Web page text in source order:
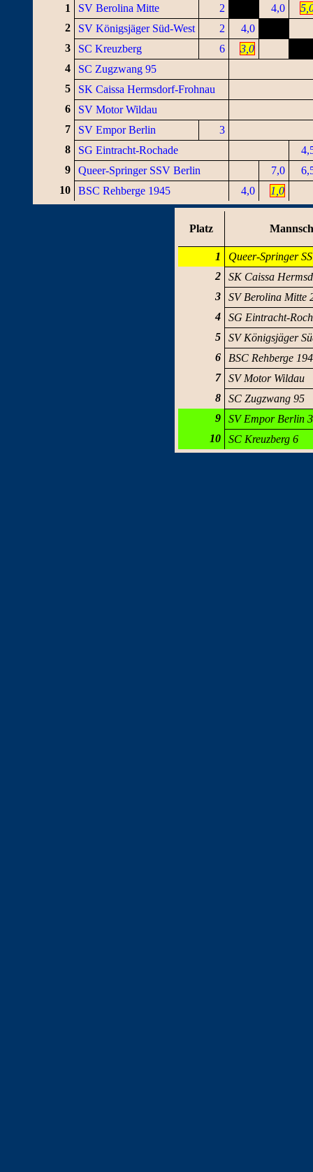
1 SV Berolina Mitte 2 4,0
2
SV Königsjäger Süd-West 2
4,0
3
SC Kreuzberg 6
3,0
4
SC Zugzwang 95
5
SK Caissa Hermsdorf-Frohnau
6
SV Motor Wildau
7
SV Empor Berlin
3
8
SG Eintracht-Rochade
9
Queer-Springer SSV Berlin 7,0
10
BSC Rehberge 1945 4,0 1,0
Platz
1
Queer-Springer
2
SK Caissa
3
SV Berolina Mitte
4
SG Eintracht-
5
SV Königsjäger
6
BSC Rehberge
7
SV Motor Wildau
8
SC Zugzwang 95
9
SV Empor Berlin 3
10
SC Kreuzberg 6